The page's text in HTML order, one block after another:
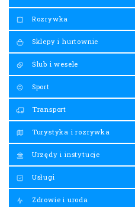
Rozrywka
Sklepy i hurtownie
Ślub i wesele
Sport
Transport
Turystyka i rozrywka
Urzędy i instytucje
Usługi
Zdrowie i uroda